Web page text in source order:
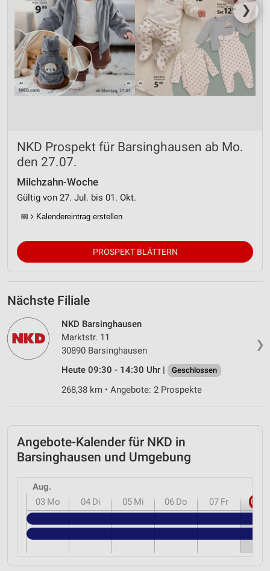
❯
NKD Prospekt für Barsinghausen ab Mo.
den 27.07.
Milchzahn-Woche
Gültig von 27. Jul. bis 01. Okt.
📅 Kalendereintrag erstellen
PROSPEKT BLÄTTERN
Nächste Filiale
❯
NKD Barsinghausen
Marktstr. 11
30890 Barsinghausen
Heute 09:30 - 14:30 Uhr |
Geschlossen
268,38 km • Angebote: 2 Prospekte
Angebote-Kalender für NKD in
Barsinghausen und Umgebung
Aug.
03 Mo 04 Di 05 Mi 06 Do 07 Fr 08